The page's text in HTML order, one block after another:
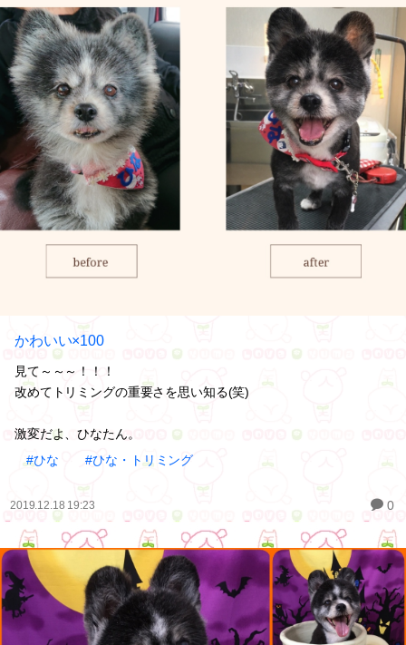
かわいい×100
見て～～～！！！
改めてトリミングの重要さを思い知る(笑)
激変だよ、ひなたん。
#ひな
#ひな・トリミング
2019.12.18 19:23 0